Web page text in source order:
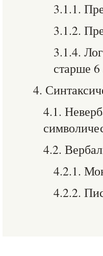
3.1.1.
3.1.2.
3.1.4.
старше 6
4.
4.1.
4.2.
4.2.1.
4.2.2.